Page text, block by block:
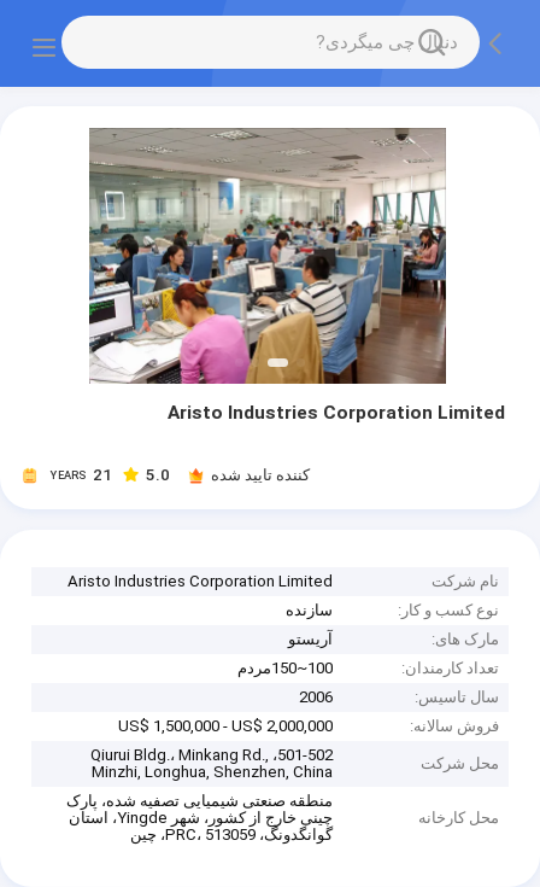
Aristo Industries Corporation Limited
21
YEARS 5.0 کننده تایید شده
نام شرکت
Aristo Industries Corporation Limited
نوع کسب و کار:
سازنده
مارک های:
آریستو
تعداد کارمندان:
100~150مردم
سال تاسیس:
2006
فروش سالانه:
US$ 1,500,000 - US$ 2,000,000
محل شرکت
501-502، Qiurui Bldg.، Minkang Rd.,
Minzhi, Longhua, Shenzhen, China
محل کارخانه
منطقه صنعتی شیمیایی تصفیه شده، پارک
چینی خارج از کشور، شهر Yingde، استان
گوانگدونگ، PRC، 513059، چین